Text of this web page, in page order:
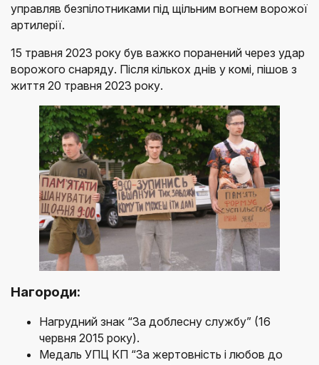
управляв безпілотниками під щільним вогнем ворожої
артилерії.
15 травня 2023 року був важко поранений через удар
ворожого снаряду. Після кількох днів у комі, пішов з
життя 20 травня 2023 року.
Нагороди:
Нагрудний знак “За доблесну службу” (16
червня 2015 року).
Медаль УПЦ КП “За жертовність і любов до